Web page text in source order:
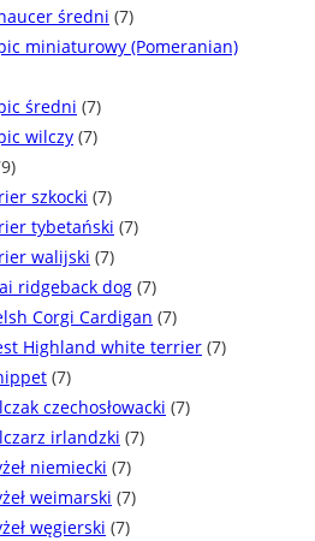
średni (7)
miniaturowy (Pomeranian)
średni (7)
wilczy (7)
szkocki (7)
tybetański (7)
walijski (7)
ridgeback dog (7)
Corgi Cardigan (7)
Highland white terrier (7)
(7)
czechosłowacki (7)
irlandzki (7)
niemiecki (7)
weimarski (7)
węgierski (7)